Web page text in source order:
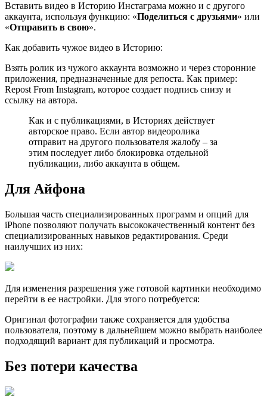
Вставить видео в Историю Инстаграма можно и с другого
аккаунта, используя функцию: «Поделиться с друзьями» или
«Отправить в свою».
Как добавить чужое видео в Историю:
Взять ролик из чужого аккаунта возможно и через сторонние
приложения, предназначенные для репоста. Как пример:
Repost From Instagram, которое создает подпись снизу и
ссылку на автора.
Как и с публикациями, в Историях действует
авторское право. Если автор видеоролика
отправит на другого пользователя жалобу – за
этим последует либо блокировка отдельной
публикации, либо аккаунта в общем.
Для Айфона
Большая часть специализированных программ и опций для
iPhone позволяют получать высококачественный контент без
специализированных навыков редактирования. Среди
наилучших из них:
Для изменения разрешения уже готовой картинки необходимо
перейти в ее настройки. Для этого потребуется:
Оригинал фотографии также сохраняется для удобства
пользователя, поэтому в дальнейшем можно выбрать наиболее
подходящий вариант для публикаций и просмотра.
Без потери качества